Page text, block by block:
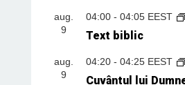
aug.
9
04:00- 04:05 EEST
Text biblic
aug.
9
04:20- 04:25 EEST
Cuvântul lui